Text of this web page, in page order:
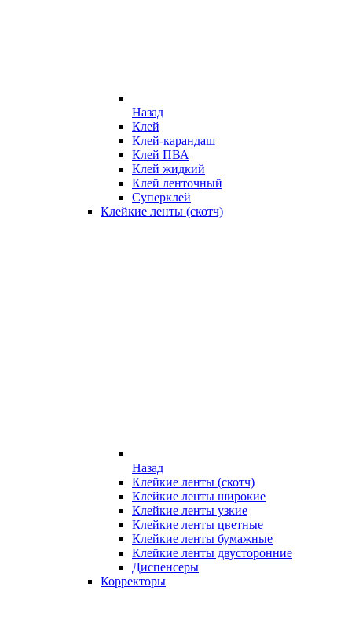
Назад
Клей
Клей-карандаш
Клей ПВА
Клей жидкий
Клей ленточный
Суперклей
Клейкие ленты (скотч)
Назад
Клейкие ленты (скотч)
Клейкие ленты широкие
Клейкие ленты узкие
Клейкие ленты цветные
Клейкие ленты бумажные
Клейкие ленты двусторонние
Диспенсеры
Корректоры